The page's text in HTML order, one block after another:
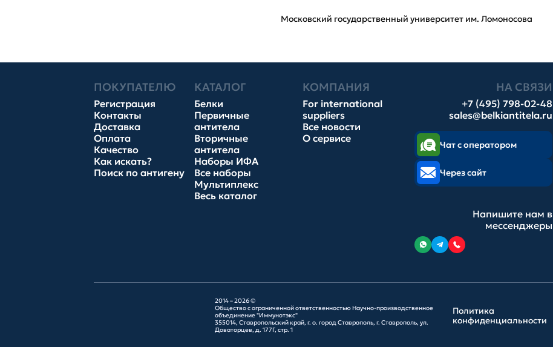
Московский государственный университет им. Ломоносова
ПОКУПАТЕЛЮ
Регистрация
Контакты
Доставка
Оплата
Качество
Как искать?
Поиск по антигену
КАТАЛОГ
Белки
Первичные
антитела
Вторичные
антитела
Наборы ИФА
Все наборы
Мультиплекс
Весь каталог
КОМПАНИЯ
For international
suppliers
Все новости
О сервисе
НА СВЯЗИ
+7 (495) 798-02-48
sales@belkiantitela.ru
Чат с оператором
Через сайт
Напишите нам в
мессенджеры
2014 – 2026 ©
Общество с ограниченной ответственностью Научно-производственное
объединение "Иммунотэкс"
355014, Ставропольский край, г. о. город Ставрополь, г. Ставрополь, ул.
Доваторцев, д. 177Г, стр. 1
Политика
конфиденциальности